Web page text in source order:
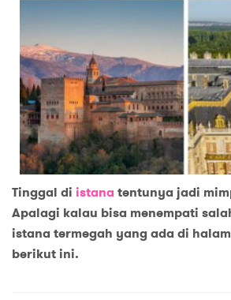
Tinggal di istana tentunya jadi
Apalagi kalau bisa menempati
istana termegah yang ada di
berikut ini.